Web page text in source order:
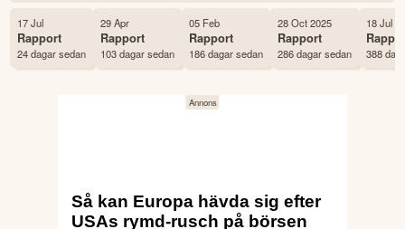
Status Noterad
Land Finland
17 Jul
Rapport
24 dagar sedan
29 Apr
Rapport
103 dagar sedan
05 Feb
Rapport
186 dagar sedan
28 Oct 2025
Rapport
286 dagar sedan
18 Jul
388